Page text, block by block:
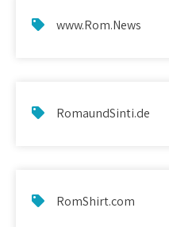
www.Rom.News
RomaundSinti.de
RomShirt.com